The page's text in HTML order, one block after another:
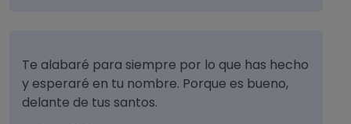
Te alabaré para siempre por lo que has hecho
y esperaré en tu nombre. Porque es bueno,
delante de tus santos.